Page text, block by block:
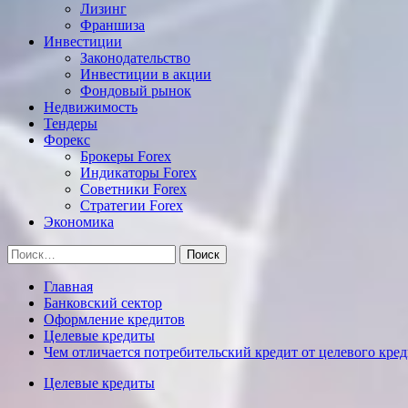
Лизинг
Франшиза
Инвестиции
Законодательство
Инвестиции в акции
Фондовый рынок
Недвижимость
Тендеры
Форекс
Брокеры Forex
Индикаторы Forex
Советники Forex
Стратегии Forex
Экономика
Найти:
Главная
Банковский сектор
Оформление кредитов
Целевые кредиты
Чем отличается потребительский кредит от целевого
Целевые кредиты